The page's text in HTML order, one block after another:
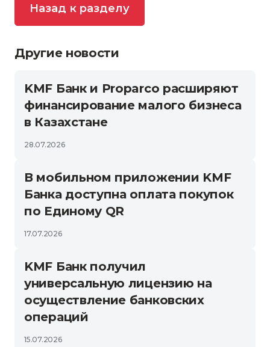
Назад к разделу
Другие новости
KMF Банк и Proparco расширяют
финансирование малого бизнеса
в Казахстане
28.07.2026
В мобильном приложении KMF
Банка доступна оплата покупок
по Единому QR
17.07.2026
KMF Банк получил
универсальную лицензию на
осуществление банковских
операций
15.07.2026